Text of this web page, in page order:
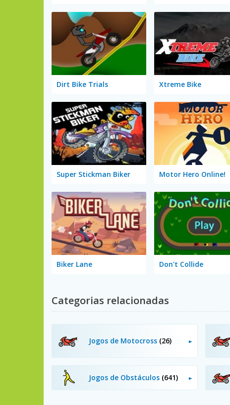
Dirt Bike Trials Xtreme Bike
Super Stickman Biker Motor Hero Online!
Biker Lane Don't Collide
Categorias relacionadas
Jogos de Motocross (26)
Jogos de Obstáculos (641)